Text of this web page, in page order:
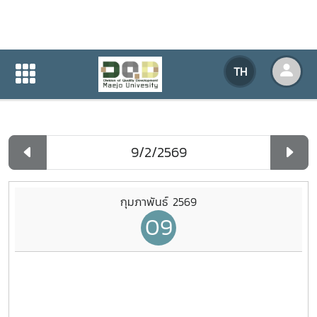
TH
ปฏิทินกิจกรรมของหน่วยงาน
ปฏิทินกิจกรรมของหน่วยงาน
กุมภาพันธ์ 2569
09